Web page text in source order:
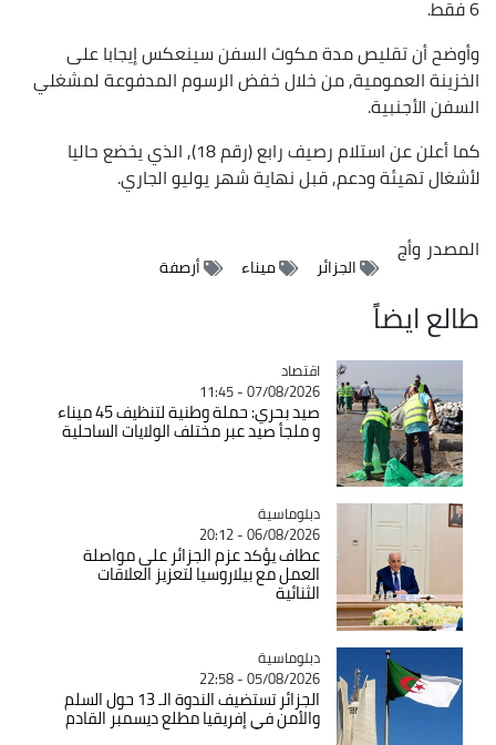
وأوضح أن تقليص مدة مكوث السفن سينعكس إيجابا على
الخزينة العمومية, من خلال خفض الرسوم المدفوعة لمشغلي
السفن الأجنبية.
كما أعلن عن استلام رصيف رابع (رقم 18), الذي يخضع حاليا
لأشغال تهيئة ودعم, قبل نهاية شهر يوليو الجاري.
المصدروأج
الجزائر ميناء أرصفة
طالع ايضاً
Catégorie
اقتصاد
07/08/2026 - 11:45
صيد بحري: حملة وطنية لتنظيف 45 ميناء
و ملجأ صيد عبر مختلف الولايات الساحلية
Catégorie
دبلوماسية
06/08/2026 - 20:12
عطاف يؤكد عزم الجزائر على مواصلة
العمل مع بيلاروسيا لتعزيز العلاقات
الثنائية
Catégorie
دبلوماسية
05/08/2026 - 22:58
الجزائر تستضيف الندوة الـ 13 حول السلم
والأمن في إفريقيا مطلع ديسمبر القادم